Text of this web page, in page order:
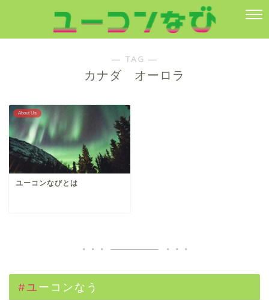
― TAG ―
カナダ オーロラ
About Us
ユーコンなびとは
#ユーコンなう